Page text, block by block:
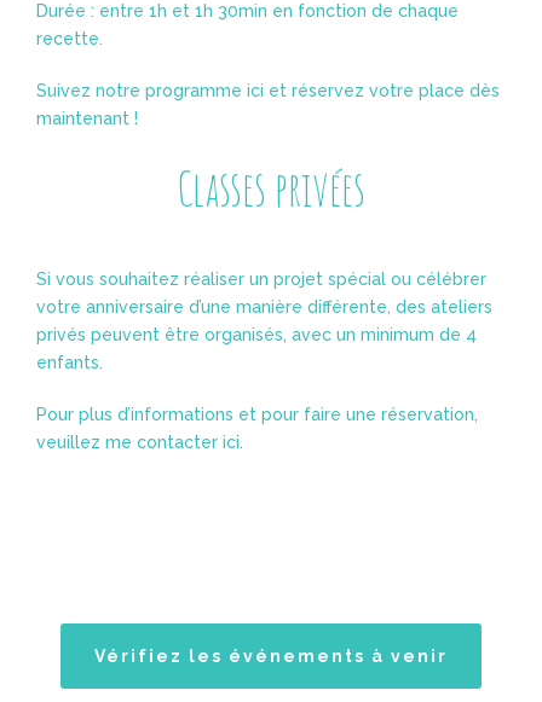
Durée : entre 1h et 1h 30min en fonction de chaque
recette.
Suivez notre programme ici et réservez votre place dès
maintenant !
Classes privées
Si vous souhaitez réaliser un projet spécial ou célébrer
votre anniversaire d’une manière différente, des ateliers
privés peuvent être organisés, avec un minimum de 4
enfants.
Pour plus d’informations et pour faire une réservation,
veuillez me contacter ici.
Vérifiez les événements à venir